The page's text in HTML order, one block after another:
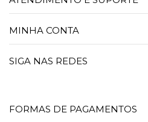
MINHA CONTA
SIGA NAS REDES
FORMAS DE PAGAMENTOS